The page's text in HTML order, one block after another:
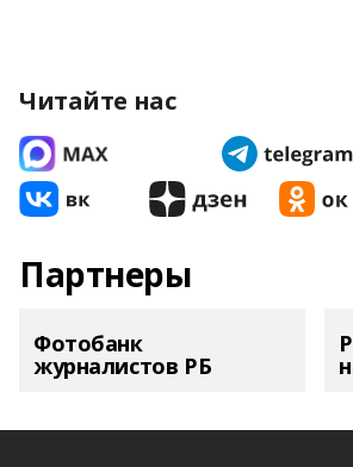
Читайте нас
Партнеры
Фотобанк
журналистов РБ